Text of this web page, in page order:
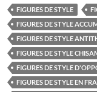
FIGURES DE STYLE
FIGURES DE STYLE
FIGURES DE STYLE
FIGURES DE STYLE
FIGURES DE STYLE
FIGURES DE STYLE EN